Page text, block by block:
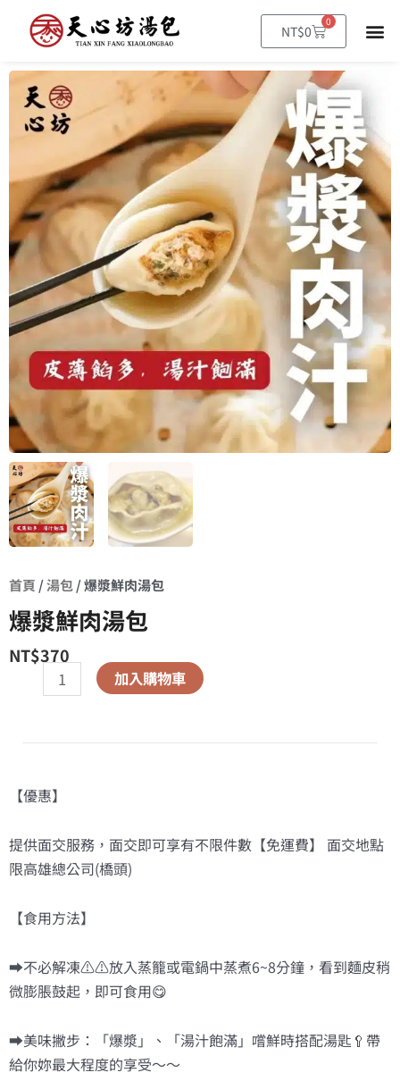
NT$0
0
購
物
籃
首頁 /湯包/ 爆漿鮮肉湯包
爆漿鮮肉湯包
NT$370
包
量
加入購物車
【優惠】
提供面交服務，面交即可享有不限件數【免運費】 面交地點
限高雄總公司(橋頭)
【食用方法】
➡️不必解凍⚠️⚠️放入蒸籠或電鍋中蒸煮6~8分鐘，看到麵皮稍
微膨脹鼓起，即可食用😋
➡️美味撇步：「爆漿」、「湯汁飽滿」嚐鮮時搭配湯匙🥄帶
給你妳最大程度的享受～～